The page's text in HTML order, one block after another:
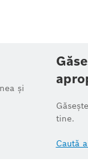
și
tine.
Caută